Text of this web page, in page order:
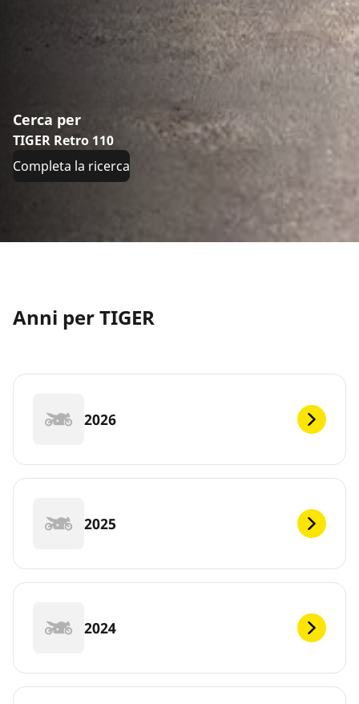
Cerca per
TIGER Retro 110
Completa la ricerca
Anni per TIGER
2026
2025
2024